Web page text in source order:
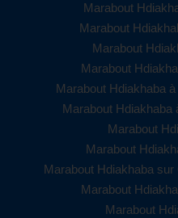
Marabout
Marabout
Marabout
Marabout
Marabout Hdiakhaba
Marabout Hdiakhaba
Marabout
Marabout
Marabout Hdiakhaba
Marabout
Marabout